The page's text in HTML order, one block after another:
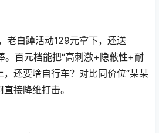
老白蹲活动129元拿下，还送
。百元档能把“高刺激+隐蔽性+耐
，还要啥自行车？对比同价位“某某
接降维打击。